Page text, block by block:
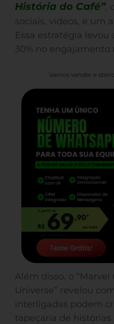
História do Café”,
sociais, vídeos, e um
Essa estratégia
30% no engajamento
Vamos vender e
Além disso, o
Universe” revelou
interligadas podem
tapeçaria de